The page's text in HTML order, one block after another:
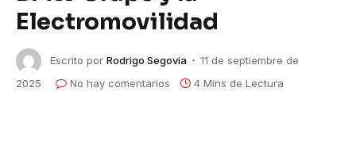
Electromovilidad
Escrito por Rodrigo Segovia
11 de septiembre de
2025
No hay comentarios 4 Mins de Lectura